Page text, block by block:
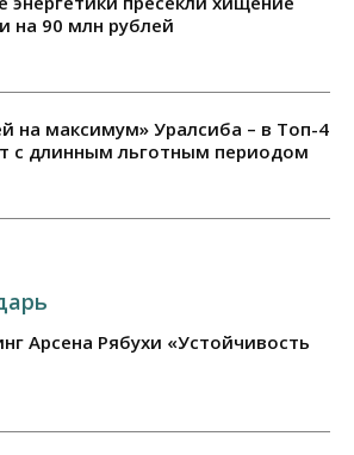
на 90 млн рублей
на максимум» Уралсиба – в Топ-4
с длинным льготным периодом
Арсена Рябухи «Устойчивость